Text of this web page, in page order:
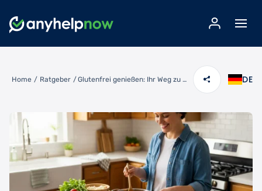
Home / Ratgeber / Glutenfrei genießen: Ihr Weg zu mehr Wohlbefinden DE